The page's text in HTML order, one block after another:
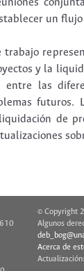
un
trabajo
y la
entre las
futuros.
de
© Copyright
Algunos
Acerca de
Actualización: